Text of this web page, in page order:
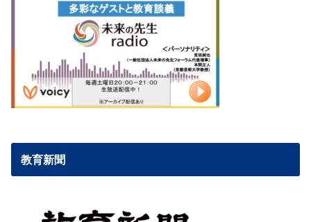
教育新聞